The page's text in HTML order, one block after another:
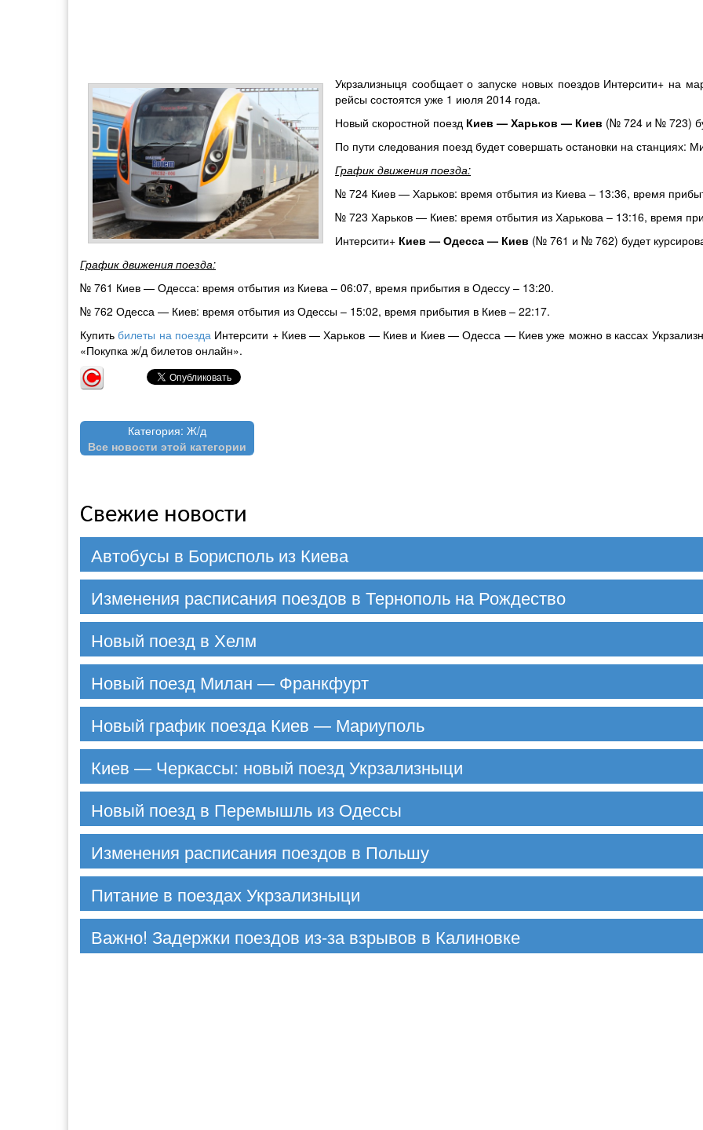
Укрзализныця сообщает о запуске новых поездов Интерсити+
рейсы состоятся уже 1 июля 2014 года.
Новый скоростной поезд Киев — Харьков — Киев (№ 724 и № 723)
По пути следования поезд будет совершать остановки на станциях:
График движения поезда:
№ 724 Киев — Харьков: время отбытия из Киева – 13:36, время
№ 723 Харьков — Киев: время отбытия из Харькова – 13:16, время
Интерсити+ Киев — Одесса — Киев (№ 761 и № 762) будет
График движения поезда:
№ 761 Киев — Одесса: время отбытия из Киева – 06:07, время прибытия в Одессу – 13:20.
№ 762 Одесса — Киев: время отбытия из Одессы – 15:02, время прибытия в Киев – 22:17.
Купитьбилеты на поездаИнтерсити + Киев — Харьков — Киев и Киев — Одесса — Киев уже можно в кассах
«Покупка ж/д билетов онлайн».
Категория: Ж/д
Все новости этой категории
Свежие новости
Автобусы в Борисполь из Киева
Изменения расписания поездов в Тернополь на Рождество
Новый поезд в Хелм
Новый поезд Милан — Франкфурт
Новый график поезда Киев — Мариуполь
Киев — Черкассы: новый поезд Укрзализныци
Новый поезд в Перемышль из Одессы
Изменения расписания поездов в Польшу
Питание в поездах Укрзализныци
Важно! Задержки поездов из-за взрывов в Калиновке